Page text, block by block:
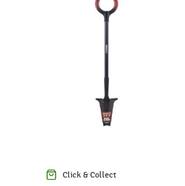
Click & Collect